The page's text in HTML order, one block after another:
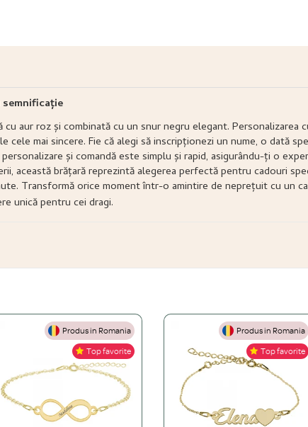
aur roz și combinată cu un snur negru elegant.
mai sincere. Fie că alegi să inscripționezi un nume, o dată
și comandă este simplu și rapid, asigurându-ți o
această brățară reprezintă alegerea perfectă pentru cadouri
Transformă orice moment într-o amintire de neprețuit cu un
unică pentru cei dragi.
inoxidabil.
peste o bază solidă de argint 925. O bijuterie placată este mai
Produs in Romania
Top favorite
Produs in Romania
Top favorite